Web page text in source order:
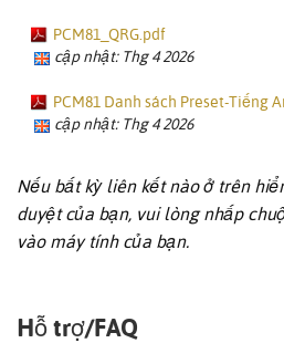
PCM81_QRG.pdf
cập nhật: Thg 4 2026
PCM81 Danh sách Preset-Tiếng
cập nhật: Thg 4 2026
Nếu bất kỳ liên kết nào ở trên
duyệt của bạn, vui lòng nhấp
vào máy tính của bạn.
Hỗ trợ/FAQ